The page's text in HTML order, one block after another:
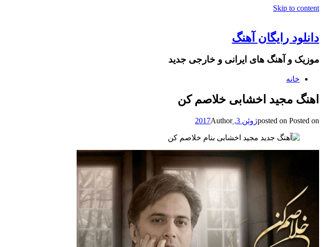
Skip to content
دانلود رایگان آهنگ
موزیک و آهنگ های ایرانی و خارجی جدید
خانه
اهنگ مجید اخشابی خلاصم کن
posted on Posted on ژوئن 3, 2017 Author